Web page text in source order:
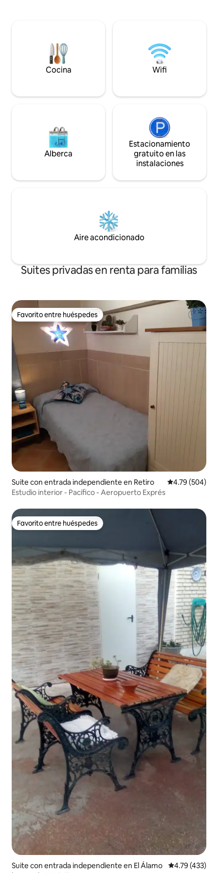
terraza solárium y a una piscina de
temporada, ideales para pasar días de
relax al aire libre en primavera y verano,
y para estancias tranquilas durante todo
amigos. Estamos
del Arte, cerca
Cocina Wifi
Alberca
Estacionamiento
gratuito en las
instalaciones
Aire acondicionado
Suites privadas en renta para familias
Favorito entre huéspedes
Favorito entre huéspedes
Suite con entrada independiente en Retiro Calificación
4.79 (504)
Estudio interior - Pacífico - Aeropuerto Exprés
Favorito entre huéspedes
Favorito entre huéspedes
Suite con entrada independiente en El Álamo Calificación
4.79 (433)